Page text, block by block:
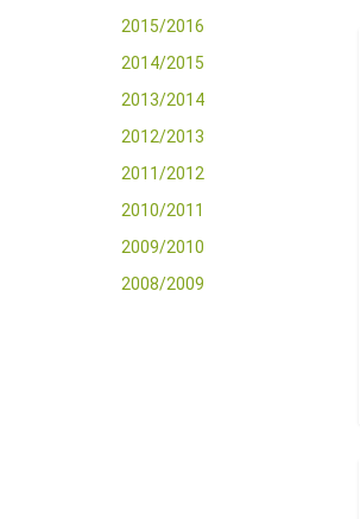
2015/2016
2014/2015
2013/2014
2012/2013
2011/2012
2010/2011
2009/2010
2008/2009